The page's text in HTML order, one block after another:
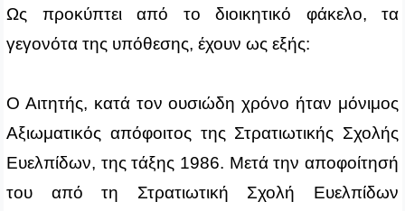
Ως προκύπτει από το διοικητικό φάκελο, τα
γεγονότα της υπόθεσης, έχουν ως εξής:
Ο Αιτητής, κατά τον ουσιώδη χρόνο ήταν μόνιμος
Αξιωματικός απόφοιτος της Στρατιωτικής Σχολής
Ευελπίδων, της τάξης 1986. Μετά την αποφοίτησή
του από τη Στρατιωτική Σχολή Ευελπίδων